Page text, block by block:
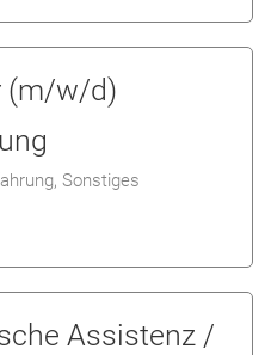
(m/w/d)
Sonstiges
Assistenz /